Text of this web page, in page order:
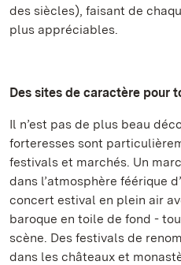
des siècles), faisant de
plus appréciables.
Des sites de caractère pour
Il n’est pas de plus beau
forteresses sont
festivals et marchés. Un
dans l’atmosphère féérique
concert estival en plein air
baroque en toile de fond -
scène. Des festivals de
dans les châteaux et